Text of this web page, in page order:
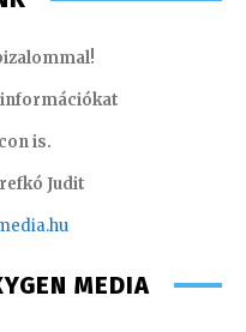
információkat
is.
Judit
MEDIA